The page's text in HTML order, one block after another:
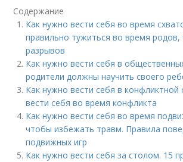
Содержание
Как нужно вести себя во время
правильно тужиться во время
разрывов
Как нужно вести себя в
родители должны научить своего
Как нужно вести себя в конфликтной
вести себя во время конфликта
Как нужно вести себя во время
чтобы избежать травм. Правила
подвижных игр
Как нужно вести себя за столом. 15